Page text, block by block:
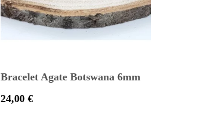
Bracelet Agate Botswana 6mm
Prix
24,00 €